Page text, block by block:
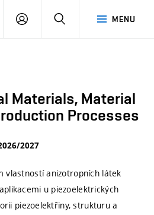
MENU
PŘIHLÁSIT
Materials, Material
Processes
2027
vlastností anizotropních látek
u piezoelektrických
piezoelektřiny, strukturu a